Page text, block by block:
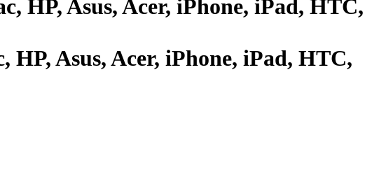
HP, Asus, Acer, iPhone, iPad, HTC,